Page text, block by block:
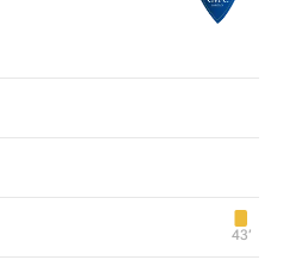
43‎’‎